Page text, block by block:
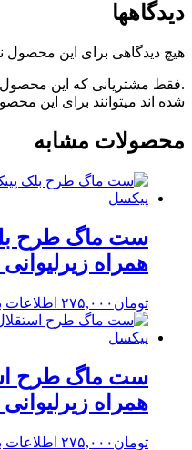
دیدگاهها
هیچ دیدگاهی برای این
.فقط مشتریانی که این محصول
شده اند میتوانند برای این
محصولات مشابه
همراه
تومان ۲۷۵,۰۰۰ اطلاعات
همراه
تومان ۲۷۵,۰۰۰ اطلاعات